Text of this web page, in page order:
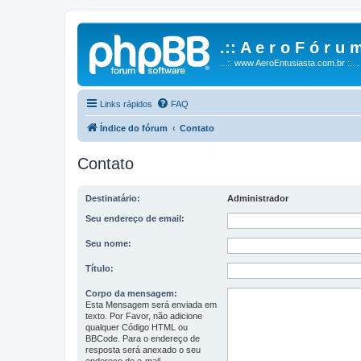
.:: A e r o F ó r u
...:: www.AeroEntusiasta.com.br ::...
Links rápidos FAQ
Índice do fórum Contato
Contato
Destinatário: Administrador
Seu endereço de email:
Seu nome:
Título:
Corpo da mensagem:
Esta Mensagem será enviada em
texto. Por Favor, não adicione
qualquer Código HTML ou
BBCode. Para o endereço de
resposta será anexado o seu